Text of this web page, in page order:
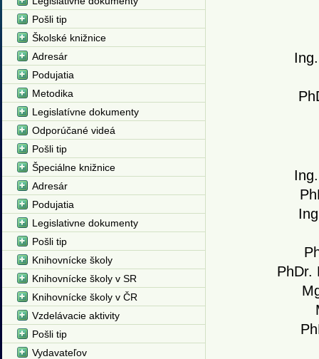
PhDr.
Pošli tip
Školské knižnice
Adresár
Podujatia
Metodika
Legislatívne dokumenty
Odporúčané videá
Pošli tip
Špeciálne knižnice
Adresár
Podujatia
Legislativne dokumenty
Pošli tip
Knihovnícke školy
Knihovnícke školy v SR
Knihovnícke školy v ČR
Vzdelávacie aktivity
Pošli tip
Vydavateľov